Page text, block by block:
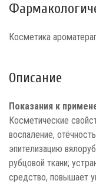
Косметика
Описание
Показания к
Косметические
воспаление,
эпителизацию
рубцовой ткани;
средство, повышает